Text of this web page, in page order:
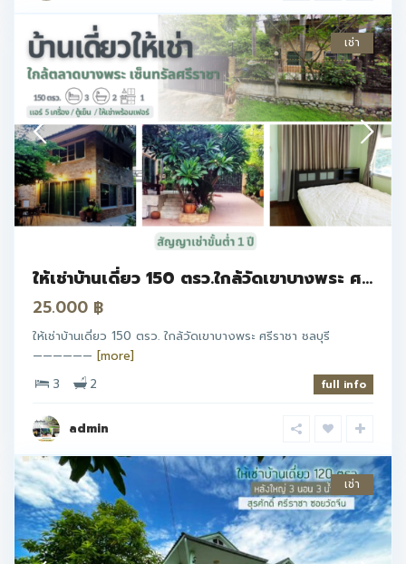
เช่า
ให้เช่าบ้านเดี่ยว 150 ตรว.ใกล้วัดเขาบางพระ ศ...
25.000 ฿
ให้เช่าบ้านเดี่ยว 150 ตรว. ใกล้วัดเขาบางพระ ศรีราชา ชลบุรี
—————— [more]
3
2 full info
admin
เช่า